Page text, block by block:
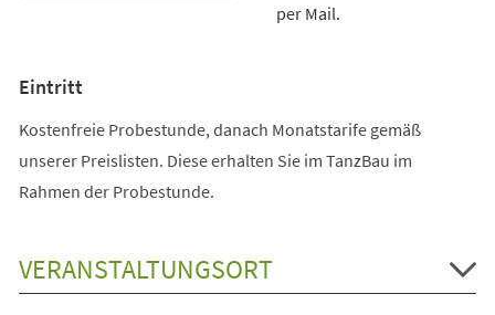
per Mail.
Eintritt
Kostenfreie Probestunde, danach Monatstarife gemäß
unserer Preislisten. Diese erhalten Sie im TanzBau im
Rahmen der Probestunde.
VERANSTALTUNGSORT